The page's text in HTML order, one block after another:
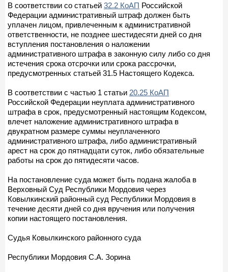
В соответствии со статьей 32.2 КоАП Российской
Федерации административный штраф должен быть
уплачен лицом, привлеченным к административной
ответственности, не позднее шестидесяти дней со дня
вступления постановления о наложении
административного штрафа в законную силу либо со дня
истечения срока отсрочки или срока рассрочки,
предусмотренных статьей 31.5 Настоящего Кодекса.
В соответствии с частью 1 статьи 20.25 КоАП
Российской Федерации неуплата административного
штрафа в срок, предусмотренный настоящим Кодексом,
влечет наложение административного штрафа в
двукратном размере суммы неуплаченного
административного штрафа, либо административный
арест на срок до пятнадцати суток, либо обязательные
работы на срок до пятидесяти часов.
На постановление суда может быть подана жалоба в
Верховный Суд Республики Мордовия через
Ковылкинский районный суд Республики Мордовия в
течение десяти дней со дня вручения или получения
копии настоящего постановления.
Судья Ковылкинского районного суда
Республики Мордовия С.А. Зорина